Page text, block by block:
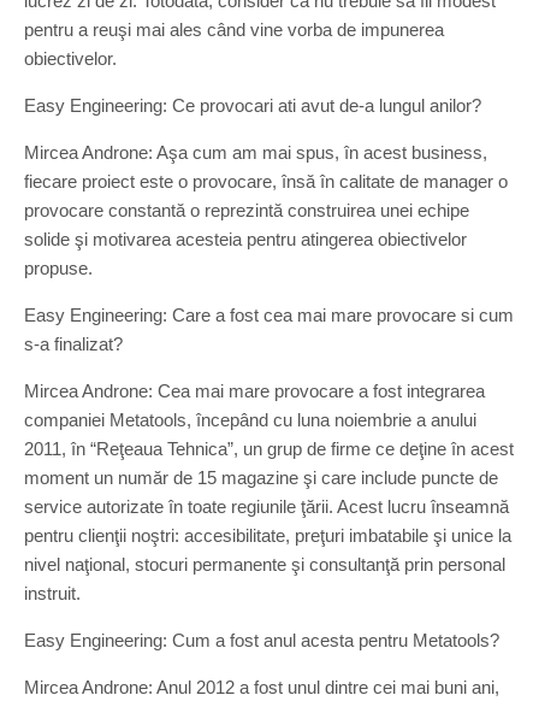
pentru a reuşi mai ales când vine vorba de impunerea
obiectivelor.
Easy Engineering: Ce provocari ati avut de-a lungul anilor?
Mircea Androne: Aşa cum am mai spus, în acest business,
fiecare proiect este o provocare, însă în calitate de manager o
provocare constantă o reprezintă construirea unei echipe
solide şi motivarea acesteia pentru atingerea obiectivelor
propuse.
Easy Engineering: Care a fost cea mai mare provocare si cum
s-a finalizat?
Mircea Androne: Cea mai mare provocare a fost integrarea
companiei Metatools, începând cu luna noiembrie a anului
2011, în “Reţeaua Tehnica”, un grup de firme ce deţine în acest
moment un număr de 15 magazine şi care include puncte de
service autorizate în toate regiunile ţării. Acest lucru înseamnă
pentru clienţii noştri: accesibilitate, preţuri imbatabile şi unice la
nivel naţional, stocuri permanente şi consultanţă prin personal
instruit.
Easy Engineering: Cum a fost anul acesta pentru Metatools?
Mircea Androne: Anul 2012 a fost unul dintre cei mai buni ani,